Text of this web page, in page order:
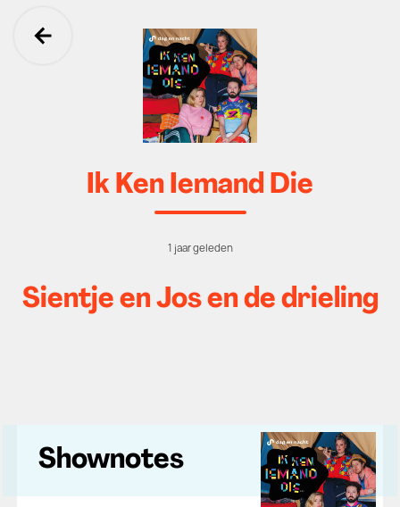
Ga terug
Ik Ken Iemand Die
1 jaar geleden
Sientje en Jos en de drieling
Shownotes